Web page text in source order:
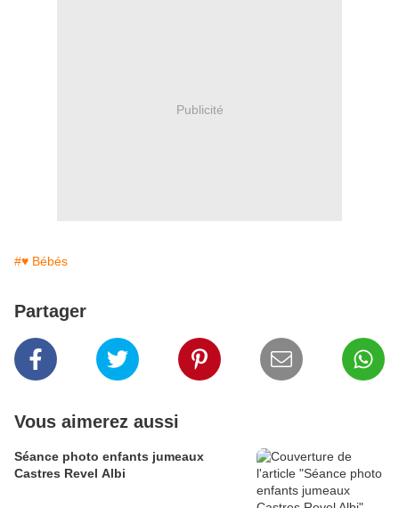
Publicité
#♥ Bébés
Partager
Vous aimerez aussi
Séance photo enfants jumeaux
Castres Revel Albi